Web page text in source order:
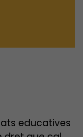
educatives